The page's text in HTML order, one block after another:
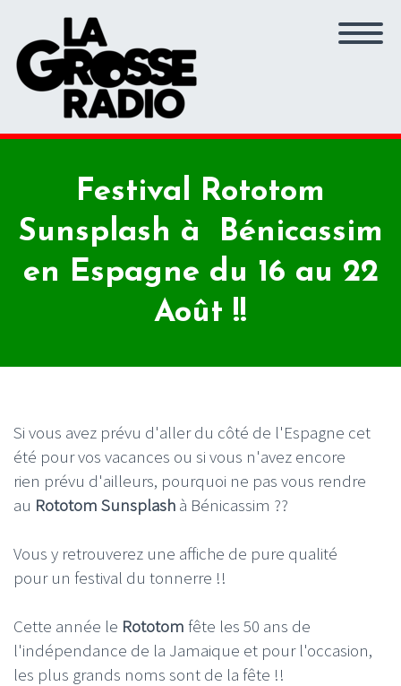
Festival Rototom
Sunsplash à Bénicassim
en Espagne du 16 au 22
Août !!
Si vous avez prévu d'aller du côté de l'Espagne cet
été pour vos vacances ou si vous n'avez encore
rien prévu d'ailleurs, pourquoi ne pas vous rendre
au Rototom Sunsplash à Bénicassim ??
Vous y retrouverez une affiche de pure qualité
pour un festival du tonnerre !!
Cette année le Rototom fête les 50 ans de
l'indépendance de la Jamaique et pour l'occasion,
les plus grands noms sont de la fête !!